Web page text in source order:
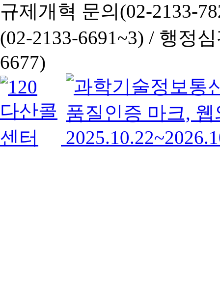
규제개혁 문의(02-2133-
(02-2133-6691~3) / 행정심
6677)